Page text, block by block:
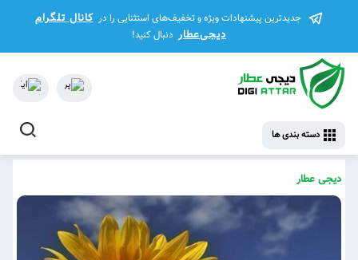
جدیدترین پیشنهادات ویژه و تخفیف‌های استثنایی را در کانال تلگرام
دیجی‌عطار دنبال کنید!
دسته بندی ها
دیجی عطار